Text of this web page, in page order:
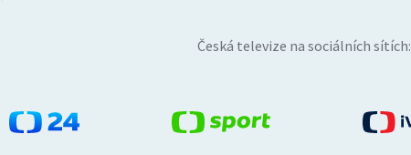
Česká televize na sociálních sítích: